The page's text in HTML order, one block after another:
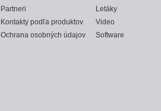
Partneri
Kontakty podľa produktov
Ochrana osobných údajov
Letáky
Video
Software